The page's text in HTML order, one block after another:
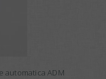
automatica ADM